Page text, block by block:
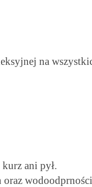
na
ani pył.
oraz